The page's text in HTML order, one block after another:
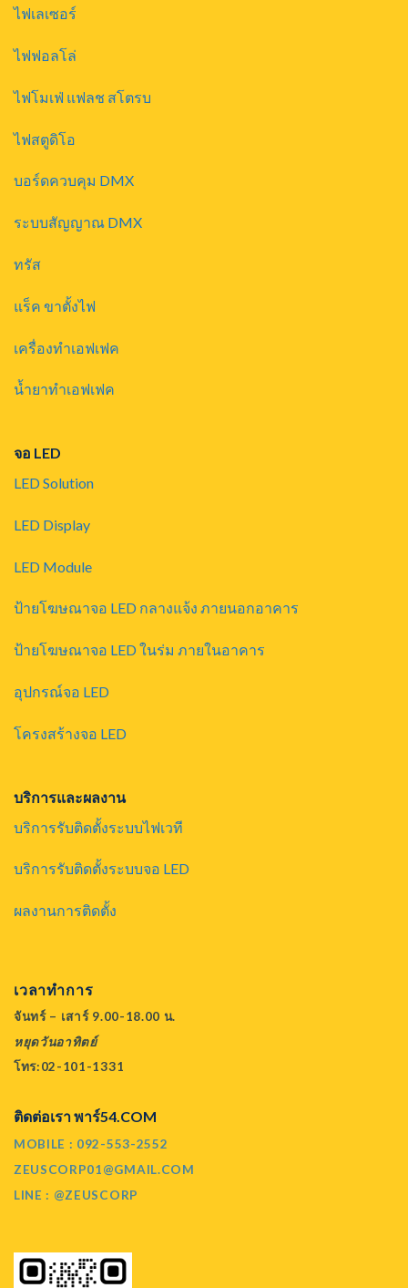
ไฟเลเซอร์
ไฟฟอลโล่
ไฟโมเฟ่ แฟลช สโตรบ
ไฟสตูดิโอ
บอร์ดควบคุม DMX
ระบบสัญญาณ DMX
ทรัส
แร็ค ขาตั้งไฟ
เครื่องทำเอฟเฟค
น้ำยาทำเอฟเฟค
จอ LED
LED Solution
LED Display
LED Module
ป้ายโฆษณาจอ LED กลางแจ้ง ภายนอกอาคาร
ป้ายโฆษณาจอ LED ในร่ม ภายในอาคาร
อุปกรณ์จอ LED
โครงสร้างจอ LED
บริการและผลงาน
บริการรับติดตั้งระบบไฟเวที
บริการรับติดตั้งระบบจอ LED
ผลงานการติดตั้ง
เวลาทำการ
จันทร์ – เสาร์ 9.00-18.00 น.
หยุดวันอาทิตย์
โทร:02-101-1331
ติดต่อเรา พาร์54.COM
MOBILE : 092-553-2552
ZEUSCORP01@GMAIL.COM
LINE : @ZEUSCORP